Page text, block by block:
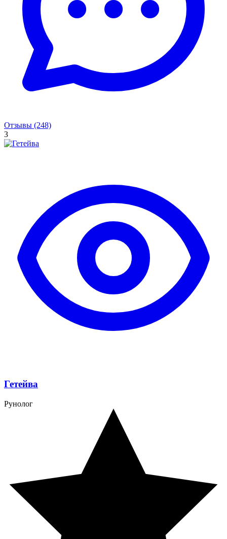
Отзывы (248)
3
Гетейва
Рунолог